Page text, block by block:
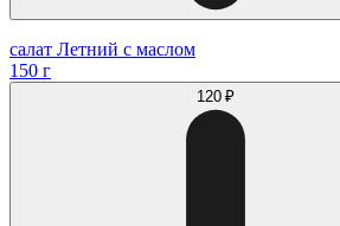
салат Летний с маслом
150 г
120 ₽